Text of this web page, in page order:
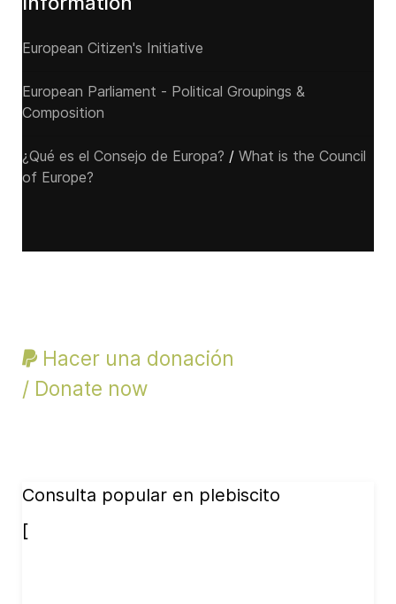
European Citizen's Initiative
European Parliament - Political Groupings &
Composition
¿Qué es el Consejo de Europa? / What is the Council
of Europe?
Hacer una donación
/ Donate now
Consulta popular en plebiscito
[